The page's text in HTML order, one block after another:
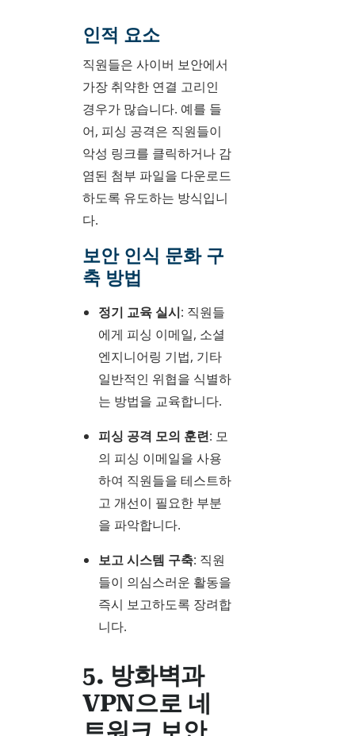
인적 요소
직원들은 사이버 보안에서
가장 취약한 연결 고리인
경우가 많습니다. 예를 들
어, 피싱 공격은 직원들이
악성 링크를 클릭하거나 감
염된 첨부 파일을 다운로드
하도록 유도하는 방식입니
다.
보안 인식 문화 구
축 방법
정기 교육 실시: 직원들
에게 피싱 이메일, 소셜
엔지니어링 기법, 기타
일반적인 위협을 식별하
는 방법을 교육합니다.
피싱 공격 모의 훈련: 모
의 피싱 이메일을 사용
하여 직원들을 테스트하
고 개선이 필요한 부분
을 파악합니다.
보고 시스템 구축: 직원
들이 의심스러운 활동을
즉시 보고하도록 장려합
니다.
5. 방화벽과
VPN으로 네